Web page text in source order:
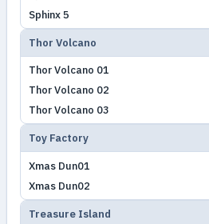
Sphinx 5
Thor Volcano
Thor Volcano 01
Thor Volcano 02
Thor Volcano 03
Toy Factory
Xmas Dun01
Xmas Dun02
Treasure Island